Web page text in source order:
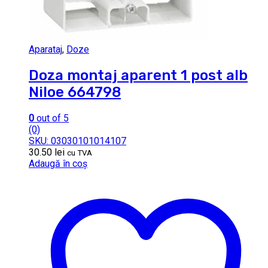
Aparataj, Doze
Doza montaj aparent 1 post alb
Niloe 664798
0 out of 5
(0)
SKU: 03030101014107
30.50 lei cu TVA
Adaugă în coș